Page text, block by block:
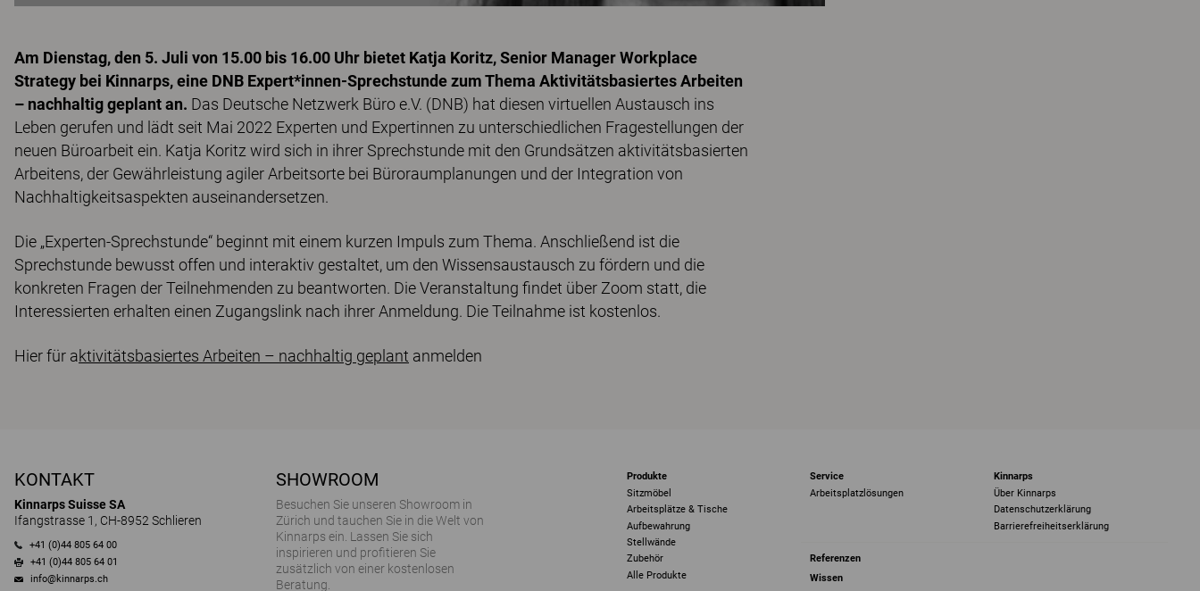
Am Dienstag, den 5. Juli von 15.00 bis 16.00 Uhr bietet Katja Koritz, Senior Manager Workplace
Strategy bei Kinnarps, eine DNB Expert*innen-Sprechstunde zum Thema Aktivitätsbasiertes Arbeiten
– nachhaltig geplantan. Das Deutsche Netzwerk Büro e.V. (DNB) hat diesen virtuellen Austausch ins
Leben gerufen und lädt seit Mai 2022 Experten und Expertinnen zu unterschiedlichen Fragestellungen der
neuen Büroarbeit ein. Katja Koritz wird sich in ihrer Sprechstunde mit den Grundsätzen aktivitätsbasierten
Arbeitens, der Gewährleistung agiler Arbeitsorte bei Büroraumplanungen und der Integration von
Nachhaltigkeitsaspekten auseinandersetzen.
Die „Experten-Sprechstunde“ beginnt mit einem kurzen Impuls zum Thema. Anschließend ist die
Sprechstunde bewusst offen und interaktiv gestaltet, um den Wissensaustausch zu fördern und die
konkreten Fragen der Teilnehmenden zu beantworten. Die Veranstaltung findet über Zoom statt, die
Interessierten erhalten einen Zugangslink nach ihrer Anmeldung. Die Teilnahme ist kostenlos.
Hier für aktivitätsbasiertes Arbeiten – nachhaltig geplant anmelden
KONTAKT
Kinnarps Suisse SA
Ifangstrasse 1, CH-8952 Schlieren
+41 (0)44 805 64 00
+41 (0)44 805 64 01
info@kinnarps.ch
SHOWROOM
Besuchen Sie unseren Showroom in
Zürich und tauchen Sie in die Welt von
Kinnarps ein. Lassen Sie sich
inspirieren und profitieren Sie
zusätzlich von einer kostenlosen
Beratung.
Produkte
Sitzmöbel
Arbeitsplätze & Tische
Aufbewahrung
Stellwände
Zubehör
Alle Produkte
Service
Arbeitsplatzlösungen
Kinnarps
Über Kinnarps
Datenschutzerklärung
Barrierefreiheits­erklärung
Referenzen
Wissen